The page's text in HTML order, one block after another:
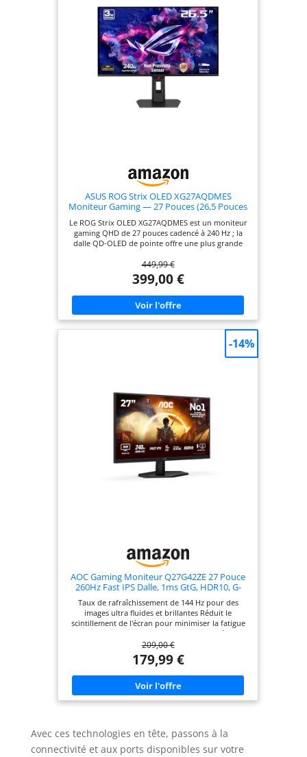
ASUS ROG Strix OLED XG27AQDMES
Moniteur Gaming ― 27 Pouces (26,5 Pouces
capteur de proximité Neo, OLED Care Pro,
ELMB, Compatible G-Sync
Le ROG Strix OLED XG27AQDMES est un moniteur
gaming QHD de 27 pouces cadencé à 240 Hz ; la
dalle QD-OLED de pointe offre une plus grande
précédentes et un scintillement minimal, même
lorsque les fréquences d'images fluctuent; grâce à
l'ajout du capteur de proximité Neo dans la
nouvelle suite ROG OLED Care Pro, le moniteur
affiche un écran noir lorsqu'aucun utilisateur n'est
détecté, ce qui permet d'éviter tout risque de
détérioration Écran gaming QHD (2560 x 1440) QD-
de 240 Hz et un temps de réponse de 0,03 ms
Fonction ASUS OLED Care Pro avec capteur de
P3 à 99%, couleurs 10 bits réelles et différence de
couleur Delta E < 2 pour des performances HDR
impressionnantes L'application ASUS
DisplayWidget Center permet aux utilisateurs
d'accéder facilement aux fonctions OLED Care Pro
et de régler les paramètres du moniteur à l'aide
d'une souris
449,99 €
399,00 €
AOC Gaming Moniteur Q27G42ZE 27 Pouce
260Hz Fast IPS Dalle, 1ms GtG, HDR10, G-
Sync Compatible, (2560x1440 HDMI 1x 2.0)
Noir
Taux de rafraîchissement de 144 Hz pour des
images ultra fluides et brillantes Réduit le
scintillement de l'écran pour minimiser la fatigue
oculaire lors d'une utilisation prolongée.
Synchronise le taux de rafraîchissement de l'écran
avec la carte graphique pour éliminer les
déchirures et les saccades de l'écran. Réponse
rapide de 0,5 ms (MPRT) pour une image nette et
un jeu fluide Réduit les émissions de lumière bleue
pour réduire la fatigue oculaire et améliorer le
confort.
209,00 €
179,99 €
-14%
Avec ces technologies en tête, passons à la
connectivité et aux ports disponibles sur votre